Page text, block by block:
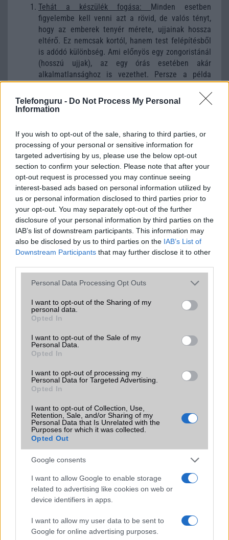
Telefonguru - Do Not Process My Personal
Information
If you wish to opt-out of the sale, sharing to third parties, or
processing of your personal or sensitive information for
targeted advertising by us, please use the below opt-out
section to confirm your selection. Please note that after your
opt-out request is processed you may continue seeing
interest-based ads based on personal information utilized by
us or personal information disclosed to third parties prior to
your opt-out. You may separately opt-out of the further
disclosure of your personal information by third parties on the
IAB’s list of downstream participants. This information may
also be disclosed by us to third parties on the IAB’s List of
Downstream Participants that may further disclose it to other
Please note that this website/app uses one or more Google
not limited to your visit or usage behaviour. You may click to
grant or deny consent to Google and its third-party tags to
use your data for below specified purposes in below Google
consent section.
Personal Data Processing Opt Outs
I want to opt-out of the Sharing of my
personal data.
Opted In
I want to opt-out of the Sale of my
Personal Data.
Opted In
I want to opt-out of processing my
Personal Data for Targeted Advertising.
Opted In
I want to opt-out of Collection, Use,
Retention, Sale, and/or Sharing of my
Personal Data that Is Unrelated with the
Purposes for which it was collected.
Opted Out
Google consents
I want to allow Google to enable storage
related to advertising like cookies on web or
device identifiers in apps.
I want to allow my user data to be sent to
Google for online advertising purposes.
Tehát a készülék fogása: Minden esetben
figyelembe kell venni azt a rövid, de valós tényt,
hogy az emberek tenyér mérete, ujjainak hossza
eltérő. Ez nemcsak kortól, hanem test felépítésből
is adódó különbség. Ami előnyös egy zongoristánál
(hosszú ujjak), az egy órás esetében akár
alkalmatlansághoz is vezethet. Persze a példa
inkább elméleti, és csak nagy vonalakban határolja
be a lényeges momentumot. A foghatóság rendkívül
fontos szempont az emberek életében. Egy tárgyat
akkor, ha annak a fogása számunkra bizonytalan.
Például egy zsíros bőrű telefon tulajdonos a sima,
vékony oldalfalú telefonokat nem tudja biztosan
megfogni. Minden esetben az lesz az érzése, hogy
kicsúszik a kezéből a telefon. Ezzel ellentétben a
száraz bőrű telefonálónak meg kellemetlenül
dörzsölőnek hatnak a nagyobb gumírozott, vagy
érdesebb műanyag felülettel ellátott telefonok.
Aztán az sem mindegy, hogy a delikvens mennyire
tudja az ujjaival kezelni a készüléket ( egy kezes
üzemmód). Ugyanis, ha valakinek nagy tenyere, de
viszonylag rövid ujja van, akkor egyszerűen
előállhat az a helyzet, hogy nem tudja elérni a
tenyerében lévő telefont, magyarán nem tudja
senkinek nem érv a vásárláskor, a kiválasztáskor,
aztán az élet meghozza ennek a szempontnak a
A telefon súlypontja:Látszólag jelentéktelen
dologról van szó. Miért is? Mert egyszerűen, ha egy
hogy hol van a súlypontja. Mondják egyesek a
boldog tudatlanságukban. Igen ám, de az élet
a kihajtható mobil telefonoknál van - az a helyzet,
hogy néha a kijelző felőli rész sokkal nehezebb,
mint a nyomógombos rész. Ezáltal egy laza
csúszhat a telefon az ügyfél kezéből. Aztán az sem
mindegy, hogy amikor egy összecsukható telefont
az ember kinyit, és nem két kézzel, hanem csak úgy
a rugós mechanikát választva, akkor mennyire stabil
az érzése. Magyarán azt érzi-e, hogy a telefon a
telefon súlypont, a fej- vagy talp nehéz elrendezés
minden esetben bizonytalan fogást, és ezzel egy